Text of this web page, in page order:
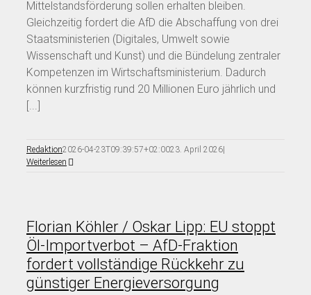
Mittelstandsförderung sollen erhalten bleiben.
Gleichzeitig fordert die AfD die Abschaffung von drei
Staatsministerien (Digitales, Umwelt sowie
Wissenschaft und Kunst) und die Bündelung zentraler
Kompetenzen im Wirtschaftsministerium. Dadurch
können kurzfristig rund 20 Millionen Euro jährlich und
[...]
Redaktion2026-04-23T09:39:57+02:0023. April 2026|
Weiterlesen
Florian Köhler / Oskar Lipp: EU stoppt
Öl-Importverbot – AfD-Fraktion
fordert vollständige Rückkehr zu
günstiger Energieversorgung